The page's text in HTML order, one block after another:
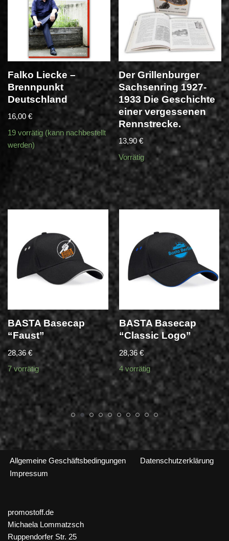
Falko Liecke –
Brennpunkt
Deutschland
16,00 €
19 vorrätig (kann nachbestellt
werden)
Der Grillenburger
Sachsenring 1927-
1933 Die Geschichte
einer vergessenen
Rennstrecke.
13,90€
Vorrätig
BASTA Basecap
“Faust”
28,36 €
7 vorrätig
BASTA Basecap
“Classic Logo”
28,36 €
4 vorrätig
Allgemeine Geschäftsbedingungen
Datenschutzerklärung
Impressum
promostoff.de
Michaela Lommatzsch
Ruppendorfer Str. 25